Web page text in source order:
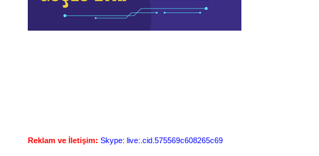
Reklam ve İletişim: Skype: live:.cid.575569c608265c69